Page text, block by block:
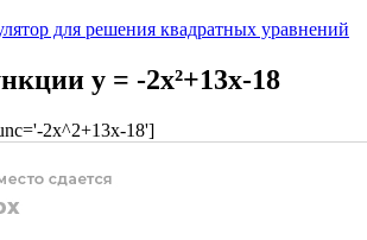
для решения квадратных уравнений
y = -2x²+13x-18
2x^2+13x-18']